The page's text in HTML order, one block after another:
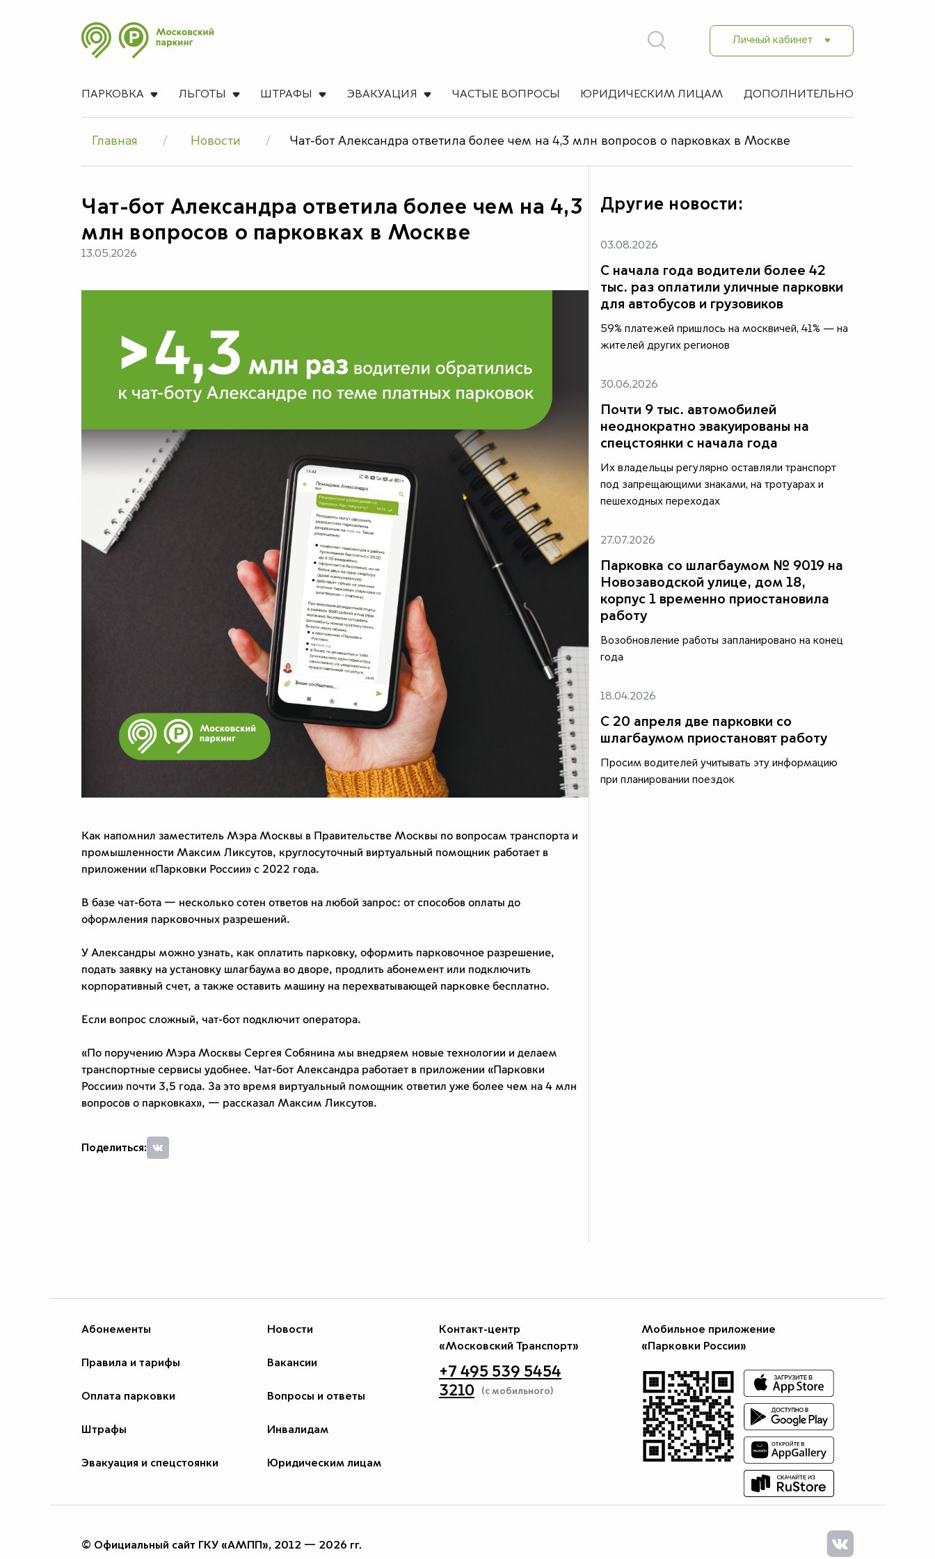
Личный кабинет
ПАРКОВКА ЛЬГОТЫ ШТРАФЫ ЭВАКУАЦИЯ ЧАСТЫЕ ВОПРОСЫ ЮРИДИЧЕСКИМ ЛИЦАМ ДОПОЛНИТЕЛЬНО
Главная Новости Чат-бот Александра ответила более чем на 4,3 млн вопросов о парковках в Москве
Чат-бот Александра ответила более чем на 4,3
млн вопросов о парковках в Москве
13.05.2026
Как напомнил заместитель Мэра Москвы в Правительстве Москвы по вопросам транспорта и
промышленности Максим Ликсутов, круглосуточный виртуальный помощник работает в
приложении «Парковки России» с 2022 года.
В базе чат-бота — несколько сотен ответов на любой запрос: от способов оплаты до
оформления парковочных разрешений.
У Александры можно узнать, как оплатить парковку, оформить парковочное разрешение,
подать заявку на установку шлагбаума во дворе, продлить абонемент или подключить
корпоративный счет, а также оставить машину на перехватывающей парковке бесплатно.
Если вопрос сложный, чат-бот подключит оператора.
«По поручению Мэра Москвы Сергея Собянина мы внедряем новые технологии и делаем
транспортные сервисы удобнее. Чат-бот Александра работает в приложении «Парковки
России» почти 3,5 года. За это время виртуальный помощник ответил уже более чем на 4 млн
вопросов о парковках», — рассказал Максим Ликсутов.
Поделиться:
Другие новости:
03.08.2026
C начала года водители более 42
тыс. раз оплатили уличные парковки
для автобусов и грузовиков
59% платежей пришлось на москвичей, 41% — на
жителей других регионов
30.06.2026
Почти 9 тыс. автомобилей
неоднократно эвакуированы на
спецстоянки с начала года
Их владельцы регулярно оставляли транспорт
под запрещающими знаками, на тротуарах и
пешеходных переходах
27.07.2026
Парковка со шлагбаумом № 9019 на
Новозаводской улице, дом 18,
корпус 1 временно приостановила
работу
Возобновление работы запланировано на конец
года
18.04.2026
С 20 апреля две парковки со
шлагбаумом приостановят работу
Просим водителей учитывать эту информацию
при планировании поездок
Абонементы
Правила и тарифы
Оплата парковки
Штрафы
Эвакуация и спецстоянки
Новости
Вакансии
Вопросы и ответы
Инвалидам
Юридическим лицам
Контакт-центр
«Московский Транспорт»
+7 495 539 5454
3210
(с мобильного)
Мобильное приложение
«Парковки России»
© Официальный сайт ГКУ «АМПП», 2012 — 2026 гг.